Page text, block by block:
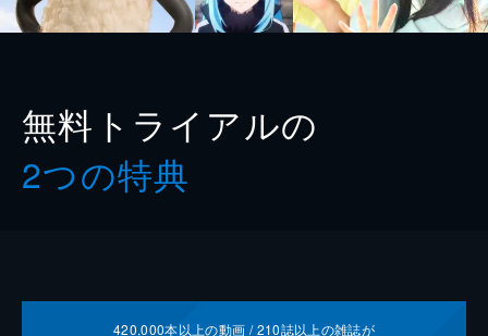
無料トライアルの
2つの特典
420,000本以上の動画 /210誌以上の雑誌が